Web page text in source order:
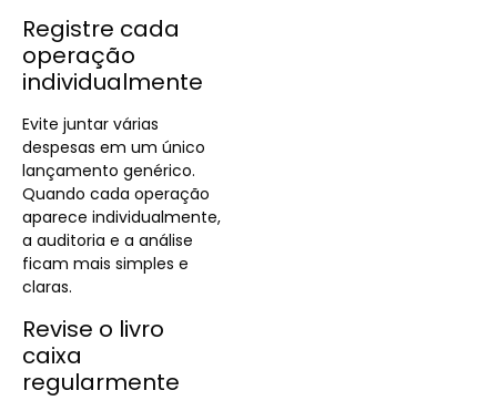
Registre cada
operação
individualmente
Evite juntar várias
despesas em um único
lançamento genérico.
Quando cada operação
aparece individualmente,
a auditoria e a análise
ficam mais simples e
claras.
Revise o livro
caixa
regularmente